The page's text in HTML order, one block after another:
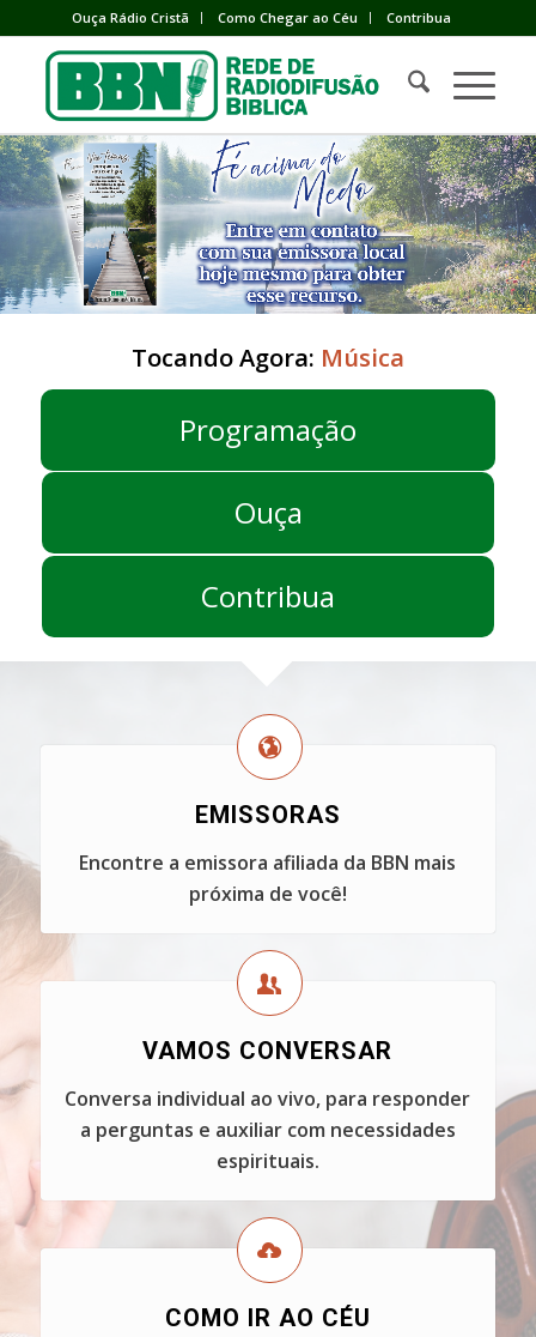
Ouça Rádio Cristã Como Chegar ao Céu Contribua
Tocando Agora: Música
Programação
Ouça
Contribua
EMISSORAS
Encontre a emissora afiliada da BBN mais
próxima de você!
VAMOS CONVERSAR
Conversa individual ao vivo, para responder
a perguntas e auxiliar com necessidades
espirituais.
COMO IR AO CÉU